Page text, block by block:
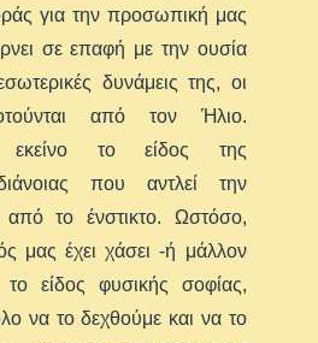
για την προσωπική μας
σε επαφή με την ουσία
δυνάμεις της, οι
από τον Ήλιο.
εκείνο το είδος της
που αντλεί την
το ένστικτο. Ωστόσο,
μας έχει χάσει -ή μάλλον
το είδος φυσικής σοφίας,
να το δεχθούμε και να το